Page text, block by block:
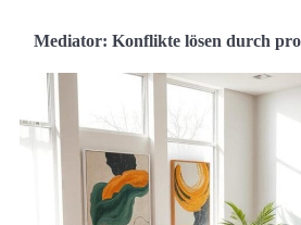
Mediator: Konflikte lösen durch